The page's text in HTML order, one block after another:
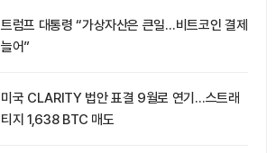
트럼프 대통령 “가상자산은 큰일…비트코인 결제
늘어”
미국 CLARITY 법안 표결 9월로 연기…스트래
티지 1,638 BTC 매도